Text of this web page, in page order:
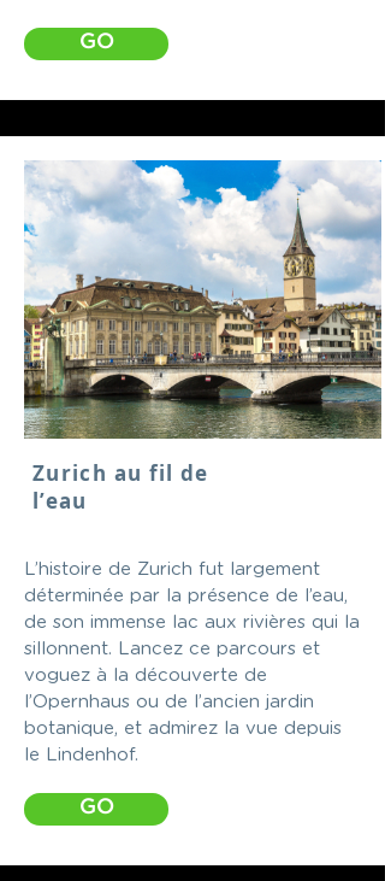
GO
Zurich au fil de
l’eau
L’histoire de Zurich fut largement
déterminée par la présence de l’eau,
de son immense lac aux rivières qui la
sillonnent. Lancez ce parcours et
voguez à la découverte de
l’Opernhaus ou de l’ancien jardin
botanique, et admirez la vue depuis
le Lindenhof.
GO